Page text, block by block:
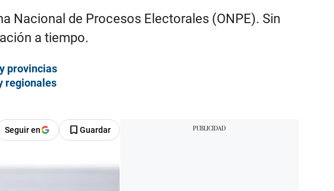
Nacional de Procesos Electorales (ONPE). Sin
a tiempo.
provincias
regionales
Seguir en Guardar